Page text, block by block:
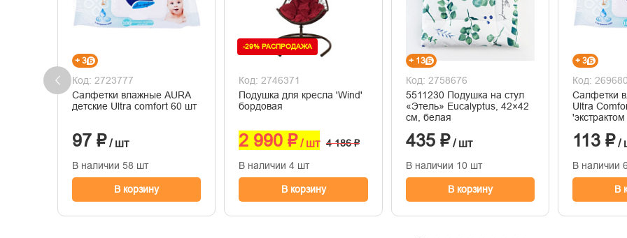
+ 3
Код: 2723777
Салфетки влажные AURA
детские Ultra comfort 60 шт
97 ₽ / шт
В наличии 58 шт
В корзину
-29% РАСПРОДАЖА
Код: 2746371
Подушка для кресла 'Wind'
бордовая
2 990 ₽ / шт 4 186 ₽
В наличии 4 шт
В корзину
+ 13
Код: 2758676
5511230 Подушка на стул
«Этель» Eucalyptus, 42×42
см, белая
435 ₽/ шт
В наличии 10 шт
В корзину
+ 3
Код:
Салфетки
Ultra Comfort детские c
113 ₽ /
В наличии
В